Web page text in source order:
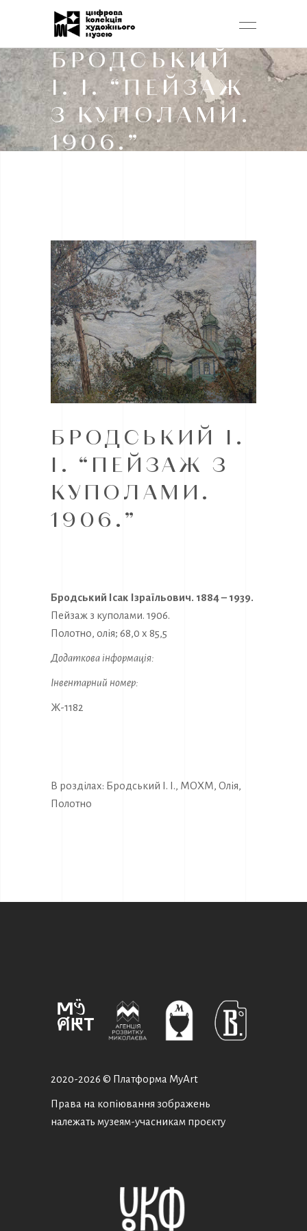
БРОДСЬКИЙ
І. І. “ПЕЙЗАЖ
З КУПОЛАМИ.
1906.”
БРОДСЬКИЙ І.
І. “ПЕЙЗАЖ З
КУПОЛАМИ.
1906.”
Бродський Ісак Ізраїльович. 1884 – 1939.
Пейзаж з куполами. 1906.
Полотно, олія; 68,0 х 85,5
Додаткова інформація:
Інвентарний номер:
Ж-1182
В розділах: Бродський І. І., МОХМ, Олія,
Полотно
2020-2026 © Платформа MyArt
Права на копіювання зображень
належать музеям-учасникам проєкту